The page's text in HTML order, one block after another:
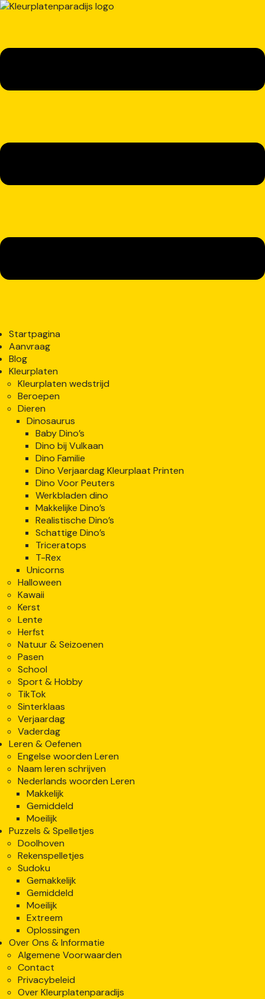
Startpagina
Aanvraag
Blog
Kleurplaten
Kleurplaten wedstrijd
Beroepen
Dieren
Dinosaurus
Baby Dino’s
Dino bij Vulkaan
Dino Familie
Dino Verjaardag Kleurplaat Printen
Dino Voor Peuters
Werkbladen dino
Makkelijke Dino’s
Realistische Dino’s
Schattige Dino’s
Triceratops
T-Rex
Unicorns
Halloween
Kawaii
Kerst
Lente
Herfst
Natuur & Seizoenen
Pasen
School
Sport & Hobby
TikTok
Sinterklaas
Verjaardag
Vaderdag
Leren & Oefenen
Engelse woorden Leren
Naam leren schrijven
Nederlands woorden Leren
Makkelijk
Gemiddeld
Moeilijk
Puzzels & Spelletjes
Doolhoven
Rekenspelletjes
Sudoku
Gemakkelijk
Gemiddeld
Moeilijk
Extreem
Oplossingen
Over Ons & Informatie
Algemene Voorwaarden
Contact
Privacybeleid
Over Kleurplatenparadijs